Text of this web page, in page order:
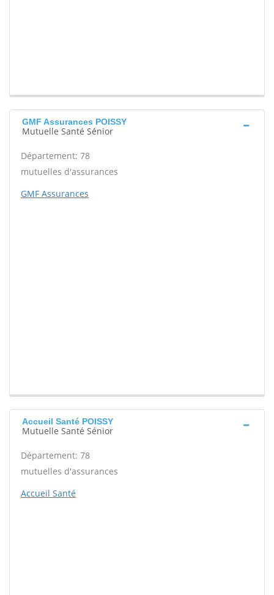
GMF Assurances POISSY
Mutuelle Santé Sénior
Département: 78
mutuelles d'assurances
GMF Assurances
Accueil Santé POISSY
Mutuelle Santé Sénior
Département: 78
mutuelles d'assurances
Accueil Santé